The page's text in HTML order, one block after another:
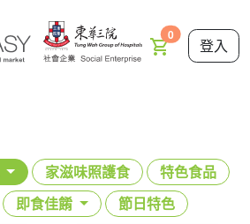
0
登入
家滋味照護食
特色食品
即食佳餚 節日特色